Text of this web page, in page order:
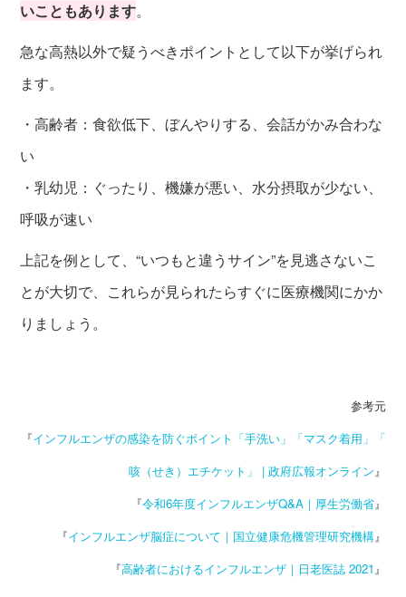
いこともあります。
急な高熱以外で疑うべきポイントとして以下が挙げられ
ます。
・高齢者：食欲低下、ぼんやりする、会話がかみ合わな
い
・乳幼児：ぐったり、機嫌が悪い、水分摂取が少ない、
呼吸が速い
上記を例として、“いつもと違うサイン”を見逃さないこ
とが大切で、これらが見られたらすぐに医療機関にかか
りましょう。
参考元
『インフルエンザの感染を防ぐポイント「手洗い」「マスク着用」「
咳（せき）エチケット」 | 政府広報オンライン 』
『令和6年度インフルエンザQ&A｜厚生労働省』
『インフルエンザ脳症について｜国立健康危機管理研究機構』
『高齢者におけるインフルエンザ｜日老医誌 2021 』